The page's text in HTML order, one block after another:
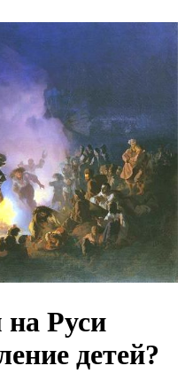
Руси
детей?